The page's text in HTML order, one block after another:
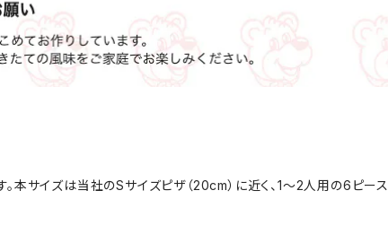
本サイズは当社のSサイズピザ（20cm）に近く、1～2人用の6ピース